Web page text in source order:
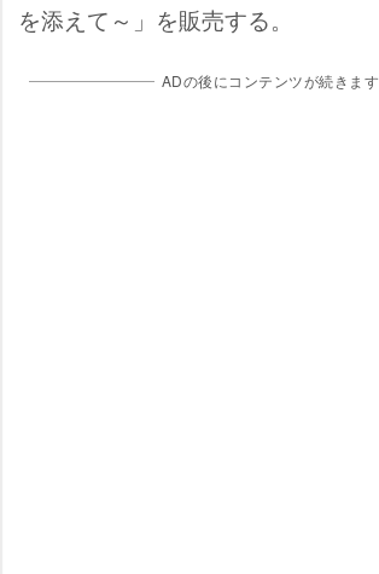
を添えて～」を販売する。
ADの後にコンテンツが続きます